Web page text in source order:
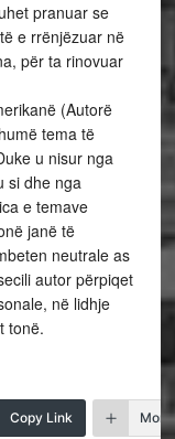
pranuar se
e rrënjëzuar në
për ta rinovuar
(Autorë
tema të
u nisur nga
si dhe nga
e temave
janë të
neutrale as
autor përpiqet
në lidhje
tonë.
Copy Link More